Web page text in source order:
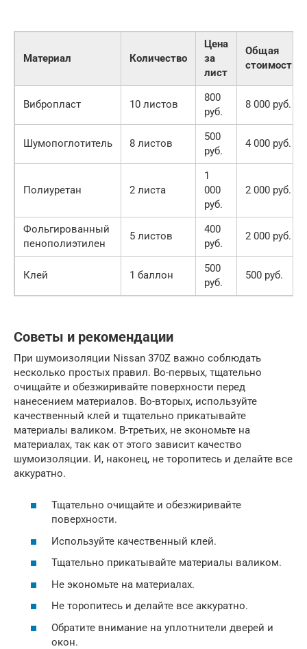
Материал Количество
Цена
за
лист
Общая
стоимость
Вибропласт 10 листов
800
руб.
8 000 руб.
Шумопоглотитель 8 листов
500
руб.
4 000 руб.
Полиуретан 2 листа
1
000
руб.
2 000 руб.
Фольгированный
пенополиэтилен
5 листов
400
руб.
2 000 руб.
Клей 1 баллон
500
руб.
500 руб.
Советы и рекомендации
При шумоизоляции Nissan 370Z важно соблюдать
несколько простых правил. Во-первых, тщательно
очищайте и обезжиривайте поверхности перед
нанесением материалов. Во-вторых, используйте
качественный клей и тщательно прикатывайте
материалы валиком. В-третьих, не экономьте на
материалах, так как от этого зависит качество
шумоизоляции. И, наконец, не торопитесь и делайте все
аккуратно.
Тщательно очищайте и обезжиривайте
поверхности.
Используйте качественный клей.
Тщательно прикатывайте материалы валиком.
Не экономьте на материалах.
Не торопитесь и делайте все аккуратно.
Обратите внимание на уплотнители дверей и
окон.